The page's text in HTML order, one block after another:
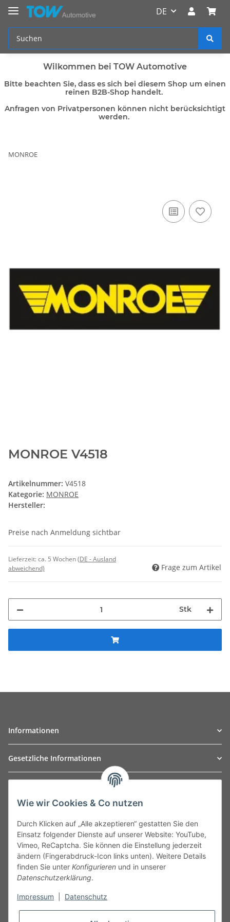
DE
Wilkommen bei TOW Automotive
Bitte beachten Sie, dass es sich bei diesem Shop um einen
reinen B2B-Shop handelt.
Anfragen von Privatpersonen können nicht berücksichtigt
werden.
MONROE
MONROE V4518
Artikelnummer: V4518
Kategorie: MONROE
Hersteller:
Preise nach Anmeldung sichtbar
Lieferzeit:ca. 5 Wochen(DE - Ausland
abweichend)
Frage zum Artikel
Stk
Informationen
Gesetzliche Informationen
Leibnizstraße 2a
Germany
Phone:+49 40 5287270
Fax:+49 40 5281050
Email:sales@tow-automotive.de
Wie wir Cookies & Co nutzen
Durch Klicken auf „Alle akzeptieren“ gestatten Sie den
Einsatz folgender Dienste auf unserer Website: YouTube,
Vimeo, ReCaptcha. Sie können die Einstellung jederzeit
ändern (Fingerabdruck-Icon links unten). Weitere Details
finden Sie unter Konfigurieren und in unserer
Datenschutzerklärung.
Impressum Datenschutz